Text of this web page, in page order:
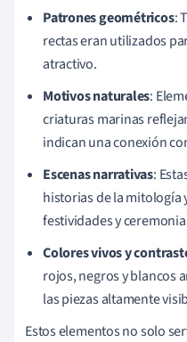
Patrones geométricos:
rectas eran utilizados
atractivo.
Motivos naturales:
criaturas marinas
indican una conexión
Escenas narrativas:
historias de la mitología
festividades y
Colores vivos y
rojos, negros y blancos
las piezas altamente
Estos elementos no solo